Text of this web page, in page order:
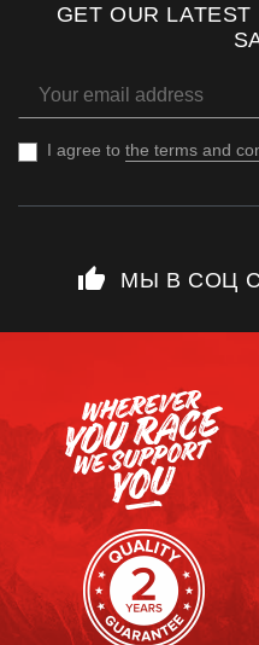
GET OUR
I agree to the terms and
thumb_up МЫ В СОЦ